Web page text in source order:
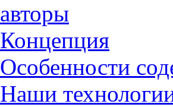
авторы
Концепция
Особенности
Наши